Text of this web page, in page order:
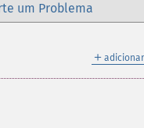
um Problema
＋